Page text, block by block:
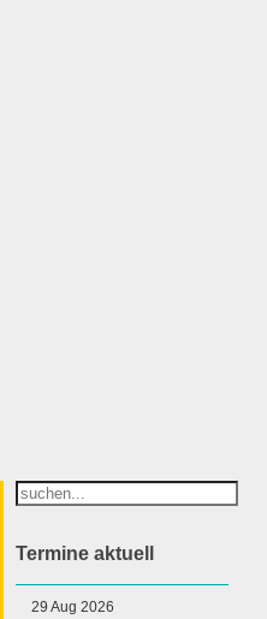
Suchen
Termine aktuell
29 Aug 2026